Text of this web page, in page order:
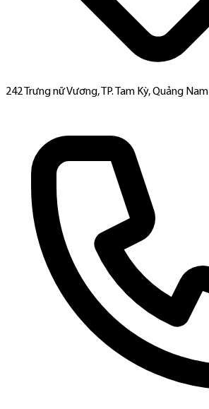
242 Trưng nữ Vương, TP. Tam Kỳ, Quảng Nam